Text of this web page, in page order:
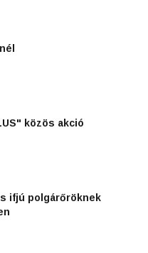
közös akció
ifjú polgárőröknek